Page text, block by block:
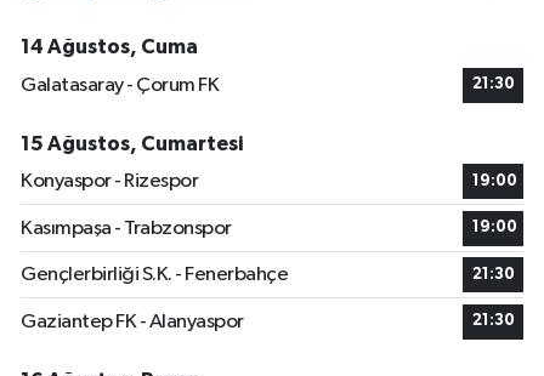
14 Ağustos, Cuma
Galatasaray - Çorum FK
21:30
15 Ağustos, Cumartesi
Konyaspor - Rizespor
19:00
Kasımpaşa - Trabzonspor 19:00
Gençlerbirliği S.K. - Fenerbahçe 21:30
Gaziantep FK - Alanyaspor 21:30